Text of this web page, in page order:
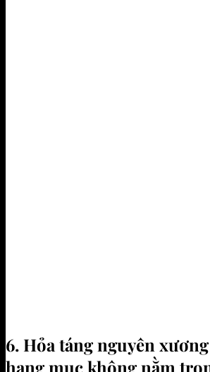
6. Hỏa táng nguyên
hạng mục không nằm